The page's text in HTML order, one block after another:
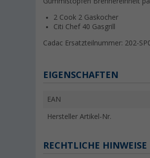
2 Cook 2 Gaskocher
Citi Chef 40 Gasgrill
Cadac Ersatzteilnummer: 202-
EIGENSCHAFTEN
EAN
Hersteller Artikel-Nr.
RECHTLICHE HINWEISE